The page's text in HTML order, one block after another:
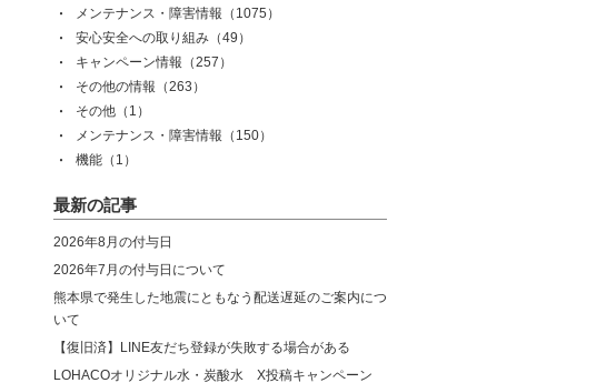
メンテナンス・障害情報 （1075）
安心安全への取り組み （49）
キャンペーン情報 （257）
その他の情報 （263）
その他 （1）
メンテナンス・障害情報 （150）
機能 （1）
最新の記事
2026年8月の付与日
2026年7月の付与日について
熊本県で発生した地震にともなう配送遅延のご案内につ
いて
【復旧済】LINE友だち登録が失敗する場合がある
LOHACOオリジナル水・炭酸水 X投稿キャンペーン